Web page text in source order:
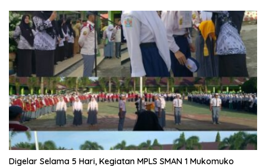
Digelar Selama 5 Hari, Kegiatan MPLS SMAN 1 Mukomuko